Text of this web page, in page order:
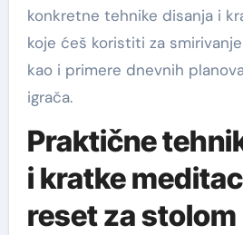
konkretne tehnike disanja i
koje ćeš koristiti za
kao i primere dnevnih
igrača.
Praktične
i kratke
reset za stolom